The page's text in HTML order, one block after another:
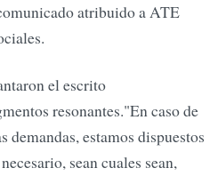
atribuido a ATE
el escrito
resonantes."En caso de
demandas, estamos dispuestos
sean cuales sean,